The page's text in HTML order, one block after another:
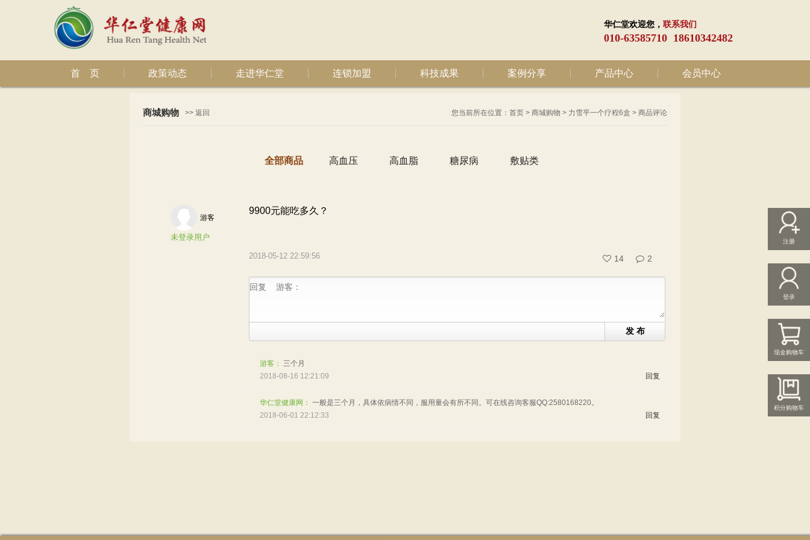
华仁堂欢迎您， 联系我们
010-63585710 18610342482
首 页 政策动态 走进华仁堂 连锁加盟 科技成果 案例分享 产品中心 会员中心
注册
登录
现金购物车
积分购物车
商城购物 >> 返回 您当前所在位置： 首页 > 商城购物 > 力雪平一个疗程6盒 > 商品评论
全部商品 高血压 高血脂 糖尿病 敷贴类
游客
未登录用户
9900元能吃多久？
2018-05-12 22:59:56 2
14
发 布
游客：
三个月
回复
2018-08-16 12:21:09
华仁堂健康网： 一般是三个月，具体依病情不同，服用量会有所不同。可在线咨询客服QQ:2580168220。
回复
2018-06-01 22:12:33